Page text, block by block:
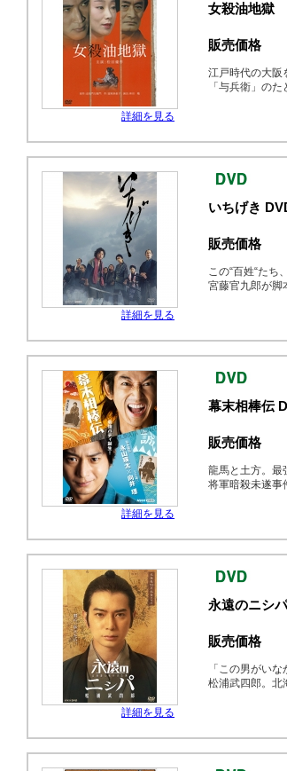
詳細を見る
女殺油地獄
販売価格
江戸時代の大阪
「与兵衛」の
詳細を見る
いちげき
販売価格
この“百姓“たち
宮藤官九郎が脚
詳細を見る
幕末相棒伝
販売価格
龍馬と土方。最
将軍暗殺未遂事
詳細を見る
永遠のニシ
販売価格
「この男がい
松浦武四郎。北